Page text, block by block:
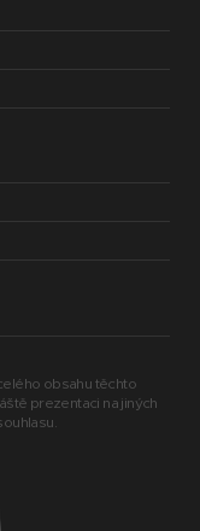
obsahu těchto
prezentaci na jiných